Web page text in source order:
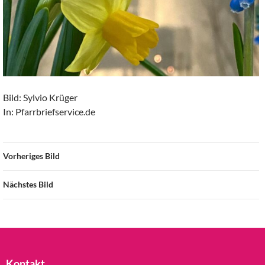
Bild: Sylvio Krüger
In: Pfarrbriefservice.de
Vorheriges Bild
Nächstes Bild